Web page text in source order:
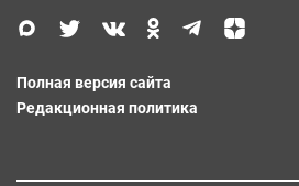
Полная версия сайта
Редакционная политика